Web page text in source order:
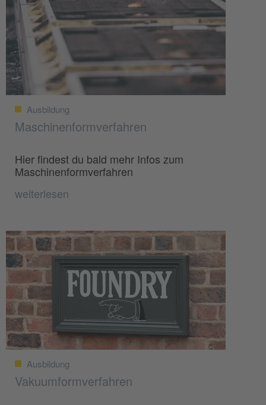
Ausbildung
Maschinenformverfahren
Hier findest du bald mehr Infos zum
Maschinenformverfahren
weiterlesen
Ausbildung
Vakuumformverfahren